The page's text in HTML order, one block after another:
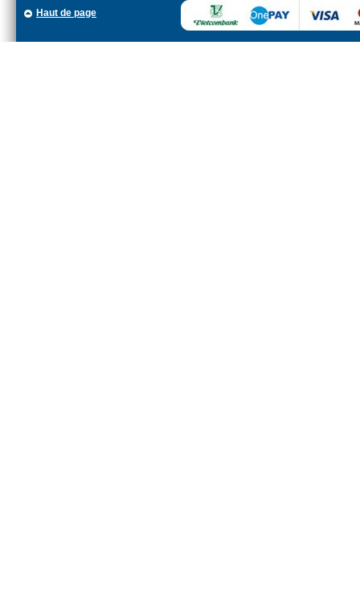
Haut de page